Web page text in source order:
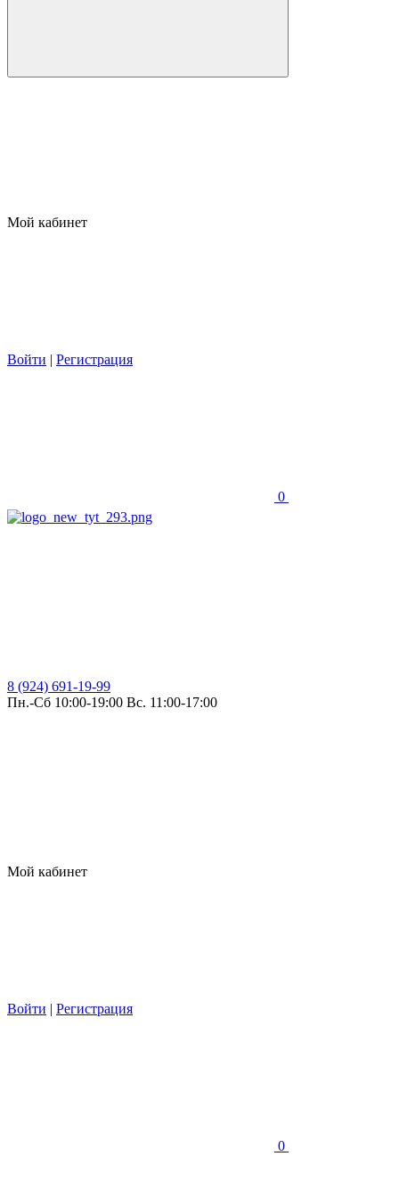
Мой кабинет
Войти | Регистрация
0
8 (924) 691-19-99
Пн.-Сб 10:00-19:00 Вс. 11:00-17:00
Мой кабинет
Войти | Регистрация
0